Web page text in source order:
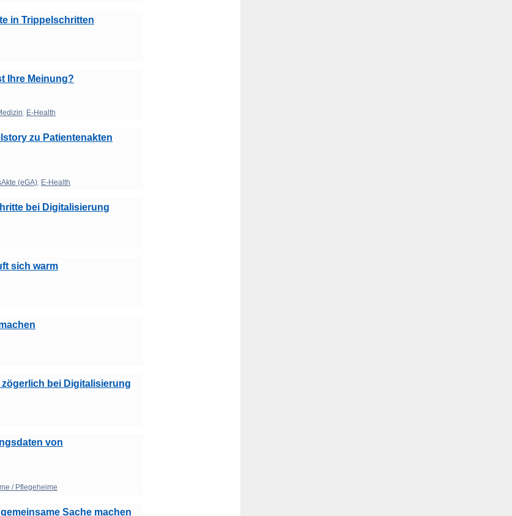
in Trippelschritten
Ihre Meinung?
; E-Health
zu Patientenakten
(eGA); E-Health
bei Digitalisierung
sich warm
bei Digitalisierung
von
/ Pflegeheime
Sache machen